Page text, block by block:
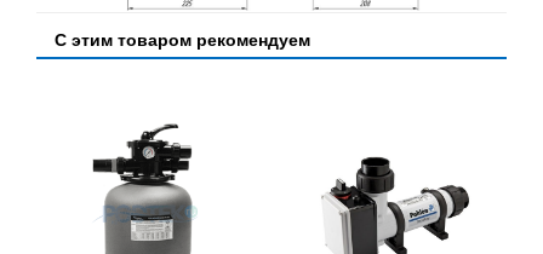
С этим товаром рекомендуем